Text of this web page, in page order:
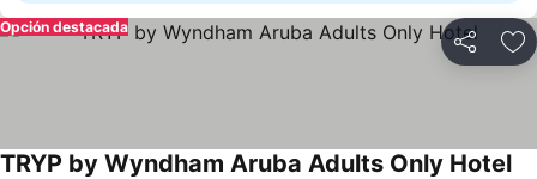
Compartir
Opción destacada
TRYP by Wyndham Aruba Adults Only Hotel